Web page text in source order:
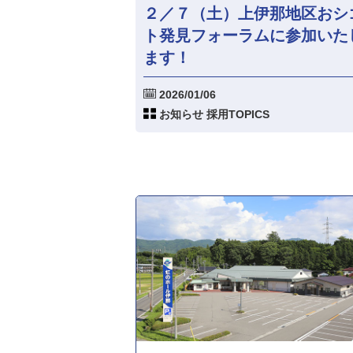
２／７（土）上伊那地区おシ
ト発見フォーラムに参加いた
ます！
2026/01/06
お知らせ 採用TOPICS